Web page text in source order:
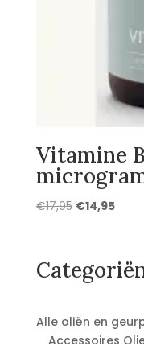
Vitamine
€17,95
€17,95.
€14,95
Alle oliën en
Accessoires